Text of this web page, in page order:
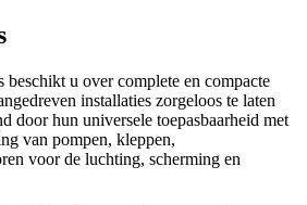
beschikt u over complete en compacte
installaties zorgeloos te laten
door hun universele toepasbaarheid met
van pompen, kleppen,
voor de luchting, scherming en